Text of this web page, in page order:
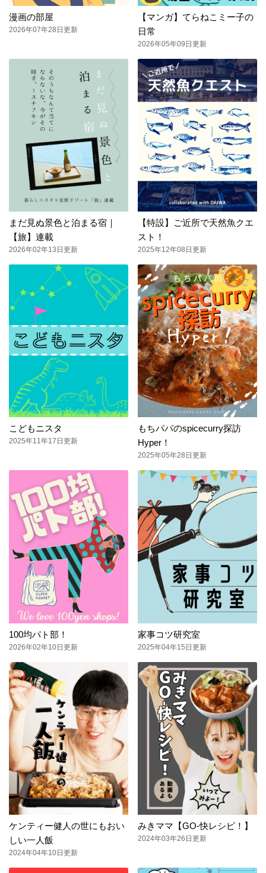
漫画の部屋
2026年07年28日更新
【マンガ】てらねこミー子の
日常
2026年05年09日更新
まだ見ぬ景色と泊まる宿｜
【旅】連載
2026年02年13日更新
【特設】ご近所で天然魚クエ
スト！
2025年12年08日更新
こどもニスタ
2025年11年17日更新
もちパパのspicecurry探訪
Hyper！
2025年05年28日更新
100均パト部！
2026年02年10日更新
家事コツ研究室
2025年04年15日更新
ケンティー健人の世にもおい
しい一人飯
2024年04年10日更新
みきママ【GO-快レシピ！】
2024年03年26日更新